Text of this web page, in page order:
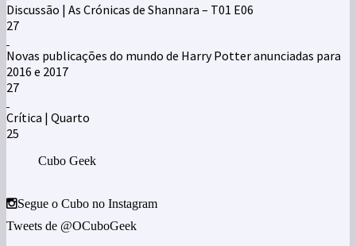
Discussão | As Crónicas de Shannara – T01 E06
27
Novas publicações do mundo de Harry Potter anunciadas para
2016 e 2017
27
Crítica | Quarto
25
Cubo Geek
Segue o Cubo no Instagram
Tweets de @OCuboGeek